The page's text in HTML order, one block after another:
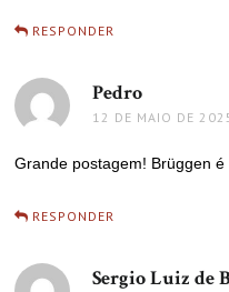
RESPONDER
Pedro
12 DE MAIO DE
Grande postagem! Brüggen
RESPONDER
Sergio Luiz de